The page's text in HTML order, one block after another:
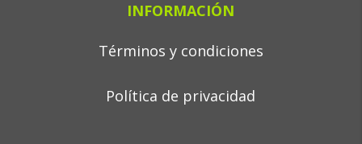
INFORMACIÓN
Términos y condiciones
Política de privacidad